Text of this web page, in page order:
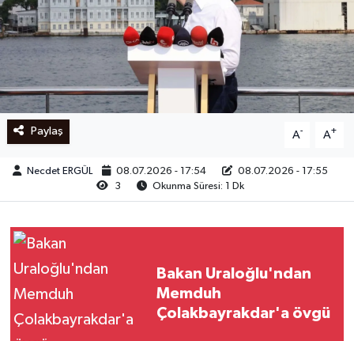
Paylaş A- A+
Necdet ERGÜL 08.07.2026 - 17:54
08.07.2026 - 17:55
3
Okunma Süresi: 1 Dk
Bakan Uraloğlu'ndan
Memduh
Çolakbayrakdar'a övgü
Ege
İzmir
İletişim